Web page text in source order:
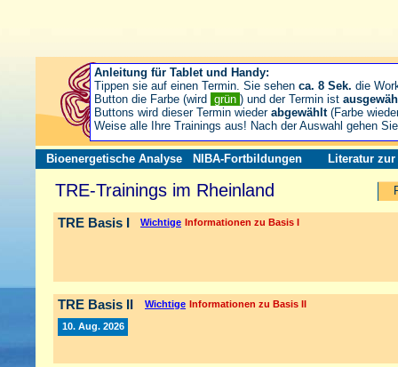
Bioenergetische Analyse NIBA-Fortbildungen Literatur zur
TRE-Trainings im Rheinland
TRE Basis I Wichtige Informationen zu Basis I
TRE Basis II Wichtige Informationen zu Basis II
10. Aug. 2026
Anleitung für Tablet und Handy:
Tippen sie auf einen Termin. Sie sehen ca. 8 Sek. die
Button die Farbe (wird grün ) und der Termin ist
Buttons wird dieser Termin wieder abgewählt(Farbe
Weise alle Ihre Trainings aus! Nach der Auswahl gehen